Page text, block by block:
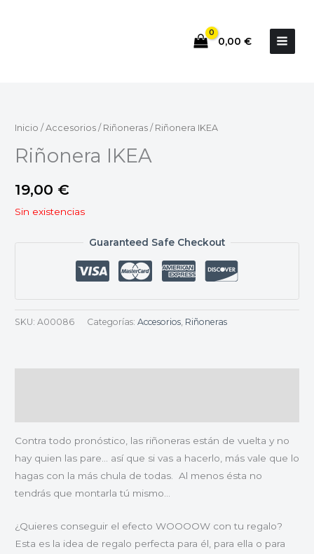
0,00 €
Inicio / Accesorios / Riñoneras / Riñonera IKEA
Riñonera IKEA
19,00 €
Sin existencias
Guaranteed Safe Checkout
SKU: A00086 Categorías: Accesorios, Riñoneras
Contra todo pronóstico, las riñoneras están de vuelta y no
hay quien las pare… así que si vas a hacerlo, más vale que lo
hagas con la más chula de todas. Al menos ésta no
tendrás que montarla tú mismo…
¿Quieres conseguir el efecto WOOOOW con tu regalo?
Esta es la idea de regalo perfecta para él, para ella o para